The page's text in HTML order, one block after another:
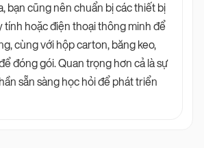
bạn cũng nên chuẩn bị các thiết bị
tính hoặc điện thoại thông minh để
cùng với hộp carton, băng keo,
đóng gói. Quan trọng hơn cả là sự
sẵn sàng học hỏi để phát triển